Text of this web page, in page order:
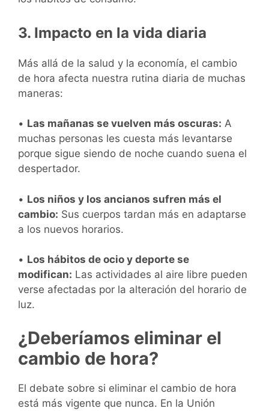
3. Impacto en la vida diaria
Más allá de la salud y la economía, el cambio
de hora afecta nuestra rutina diaria de muchas
maneras:
• Las mañanas se vuelven más oscuras: A
muchas personas les cuesta más levantarse
porque sigue siendo de noche cuando suena el
despertador.
• Los niños y los ancianos sufren más el
cambio: Sus cuerpos tardan más en adaptarse
a los nuevos horarios.
• Los hábitos de ocio y deporte se
modifican: Las actividades al aire libre pueden
verse afectadas por la alteración del horario de
luz.
¿Deberíamos eliminar el
cambio de hora?
El debate sobre si eliminar el cambio de hora
está más vigente que nunca. En la Unión